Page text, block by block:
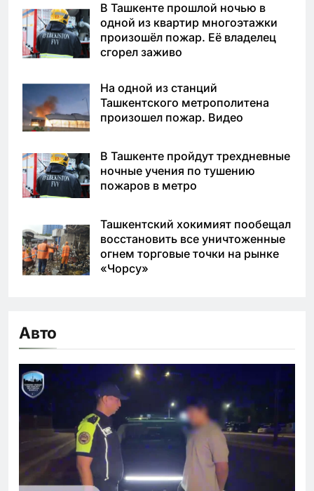
В Ташкенте прошлой ночью в
одной из квартир многоэтажки
произошёл пожар. Её владелец
сгорел заживо
На одной из станций
Ташкентского метрополитена
произошел пожар. Видео
В Ташкенте пройдут трехдневные
ночные учения по тушению
пожаров в метро
Ташкентский хокимият пообещал
восстановить все уничтоженные
огнем торговые точки на рынке
«Чорсу»
Авто